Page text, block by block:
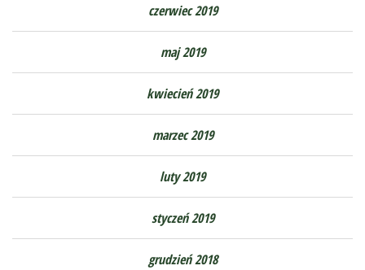
czerwiec 2019
maj 2019
kwiecień 2019
marzec 2019
luty 2019
styczeń 2019
grudzień 2018